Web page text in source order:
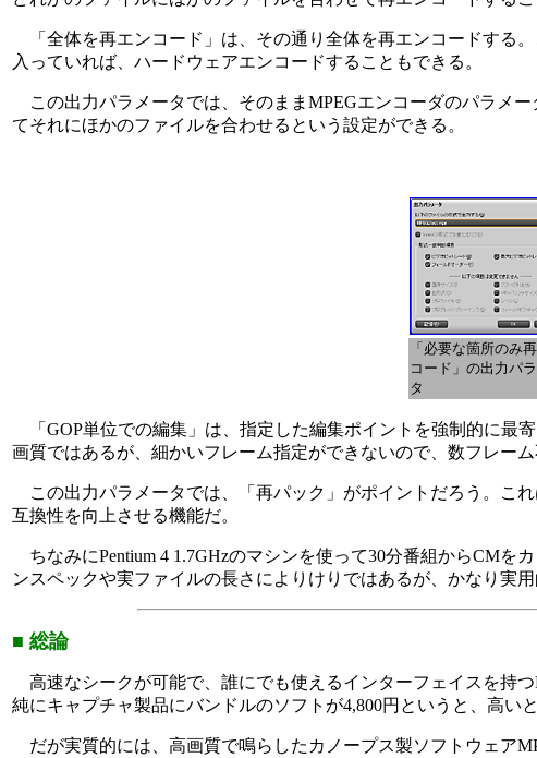
「全体を再エンコード」は、その通り全体を再エンコードする
入っていれば、ハードウェアエンコードすることもできる。
この出力パラメータでは、そのままMPEGエンコーダのパラメ
てそれにほかのファイルを合わせるという設定ができる。
「必要な箇所のみ
コード」の出力パ
タ
「GOP単位での編集」は、指定した編集ポイントを強制的に最
画質ではあるが、細かいフレーム指定ができないので、数フレー
この出力パラメータでは、「再パック」がポイントだろう。こ
互換性を向上させる機能だ。
ちなみにPentium 4 1.7GHzのマシンを使って30分番組からCMを
ンスペックや実ファイルの長さによりけりではあるが、かなり実
■ 総論
高速なシークが可能で、誰にでも使えるインターフェイスを持
純にキャプチャ製品にバンドルのソフトが4,800円というと、高い
だが実質的には、高画質で鳴らしたカノープス製ソフトウェア